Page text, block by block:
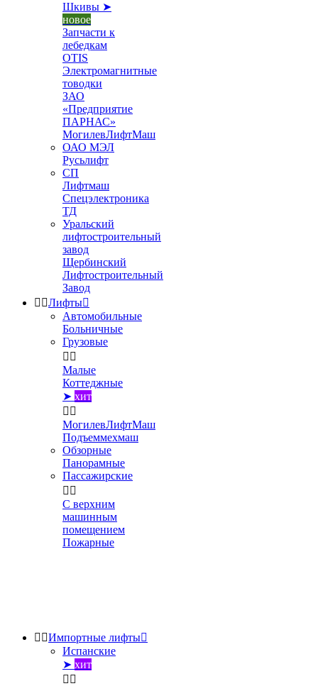
Шкивы ➤
новое
Запчасти к
лебедкам
OTIS
Электромагнитные
товодки
ЗАО
«Предприятие
ПАРНАС»
МогилевЛифтМаш
ОАО МЭЛ
Русьлифт
СП
Лифтмаш
Спецэлектроника
ТД
Уральский
лифтостроительный
завод
Щербинский
Лифтостроительный
Завод
 Лифты
Автомобильные
Больничные
Грузовые
 
Малые
Коттеджные
➤ хит
 
МогилевЛифтМаш
Подъеммехмаш
Обзорные
Панорамные
Пассажирские
 
С верхним
машинным
помещением
Пожарные
 Импортные лифты
Испанские
➤ хит
 